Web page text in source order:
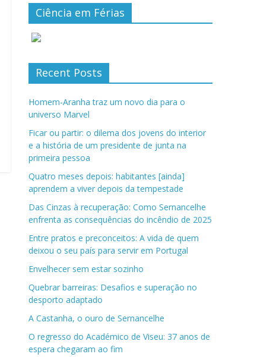
Ciência em Férias
Recent Posts
Homem-Aranha traz um novo dia para o
universo Marvel
Ficar ou partir: o dilema dos jovens do interior
e a história de um presidente de junta na
primeira pessoa
Quatro meses depois: habitantes [ainda]
aprendem a viver depois da tempestade
Das Cinzas à recuperação: Como Sernancelhe
enfrenta as consequências do incêndio de 2025
Entre pratos e preconceitos: A vida de quem
deixou o seu país para servir em Portugal
Envelhecer sem estar sozinho
Quebrar barreiras: Desafios e superação no
desporto adaptado
A Castanha, o ouro de Sernancelhe
O regresso do Académico de Viseu: 37 anos de
espera chegaram ao fim